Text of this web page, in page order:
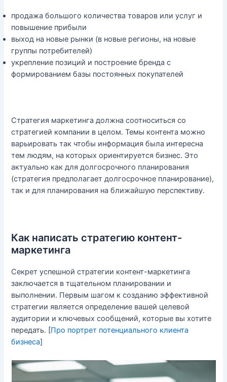
продажа большого количества товаров или услуг и
повышение прибыли
выход на новые рынки (в новые регионы, на новые
группы потребителей)
укрепление позиций и построение бренда с
формированием базы постоянных покупателей
Стратегия маркетинга должна соотноситься со
стратегией компании в целом. Темы контента можно
варьировать так чтобы информация была интересна
тем людям, на которых ориентируется бизнес. Это
актуально как для долгосрочного планирования
(стратегия предполагает долгосрочное планирование),
так и для планирования на ближайшую перспективу.
Как написать стратегию контент-
маркетинга
Секрет успешной стратегии контент-маркетинга
заключается в тщательном планировании и
выполнении. Первым шагом к созданию эффективной
стратегии является определение вашей целевой
аудитории и ключевых сообщений, которые вы хотите
передать. [Про портрет потенциального клиента
бизнеса]